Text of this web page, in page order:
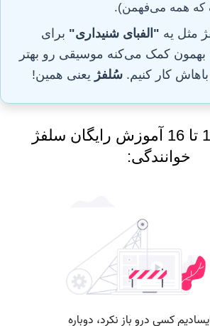
که همه می‌فهمن).
مثل یه "الفبای شنیداری" برای
بهمون کمک می‌کنه موسیقی رو بهتر
کار کنیم. سُلفژ یعنی همین!
ویدئو های 12 تا 16 آموزش رایگان سلفژ
خوانندگی: